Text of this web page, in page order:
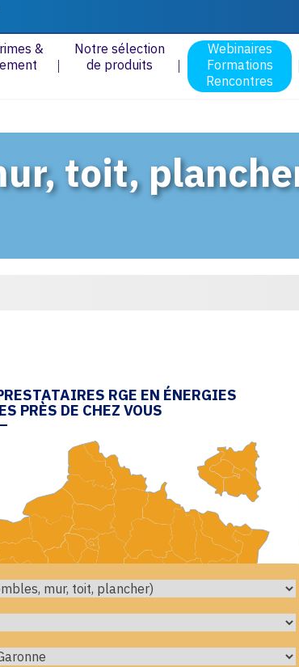
&
Notre sélection
de produits
Webinaires
Formations
Rencontres
toit,
RGE EN ÉNERGIES
PRÈS DE CHEZ VOUS